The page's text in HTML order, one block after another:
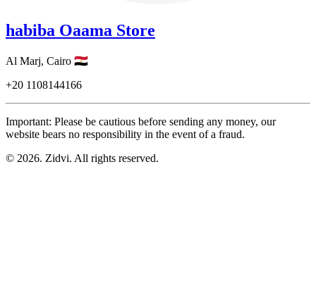
habiba Oaama Store
Al Marj, Cairo 🇪🇬
+20 1108144166
Important: Please be cautious before sending any money, our
website bears no responsibility in the event of a fraud.
© 2026. Zidvi. All rights reserved.